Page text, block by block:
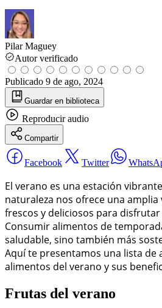
Pilar Maguey
Autor verificado
Publicado 9 de ago, 2024
Guardar en biblioteca
Reproduciraudio
Compartir
Facebook Twitter
El verano es una estación
naturaleza nos ofrece una
frescos y deliciosos para
Consumir alimentos de
saludable, sino también más
Aquí te presentamos una lista de
alimentos del verano y sus
Frutas del verano